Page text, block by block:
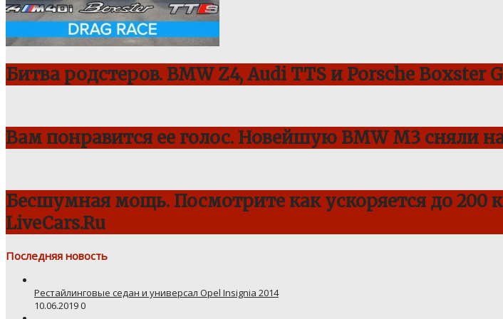
Битва родстеров. BMW Z4, Audi TTS и Porsche
Вам понравится ее голос. Новейшую BMW M3 сняли
Бесшумная мощь. Посмотрите как ускоряется до
LiveCars.Ru
Последняя новость
Рестайлинговые седан и универсал Opel Insignia 2014
10.06.20190